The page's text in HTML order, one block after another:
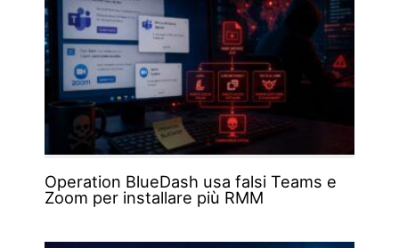
Operation BlueDash usa falsi Teams e
Zoom per installare più RMM